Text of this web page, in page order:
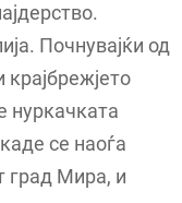
Почнувајќи од
нуркачката
се наоѓа
град Мира, и